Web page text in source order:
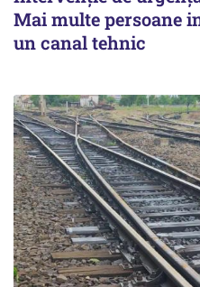
Mai multe persoane
un canal tehnic